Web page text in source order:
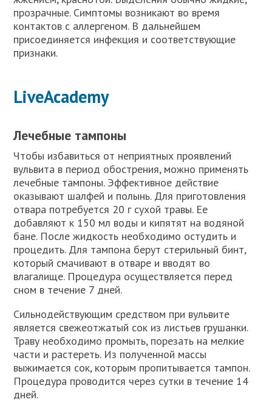
прозрачные. Симптомы возникают во время
контактов с аллергеном. В дальнейшем
присоединяется инфекция и соответствующие
признаки.
LiveAcademy
Лечебные тампоны
Чтобы избавиться от неприятных проявлений
вульвита в период обострения, можно применять
лечебные тампоны. Эффективное действие
оказывают шалфей и полынь. Для приготовления
отвара потребуется 20 г сухой травы. Ее
добавляют к 150 мл воды и кипятят на водяной
бане. После жидкость необходимо остудить и
процедить. Для тампона берут стерильный бинт,
который смачивают в отваре и вводят во
влагалище. Процедура осуществляется перед
сном в течение 7 дней.
Сильнодействующим средством при вульвите
является свежеотжатый сок из листьев грушанки.
Траву необходимо промыть, порезать на мелкие
части и растереть. Из полученной массы
выжимается сок, которым пропитывается тампон.
Процедура проводится через сутки в течение 14
дней.